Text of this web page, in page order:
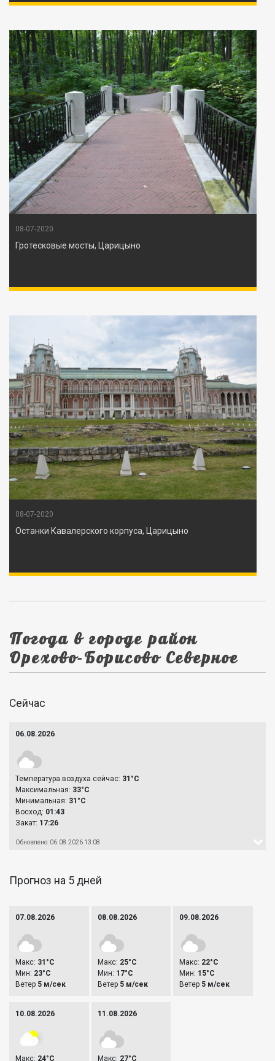
08-07-2020
Гротесковые мосты, Царицыно
08-07-2020
Останки Кавалерского корпуса, Царицыно
Погода в городе район
Орехово-Борисово Северное
Сейчас
06.08.2026
Температура воздуха сейчас: 31°C
Максимальная: 33°C
Минимальная: 31°C
Восход: 01:43
Закат: 17:26
Обновлено: 06.08.2026 13:08
Прогноз на 5 дней
07.08.2026
Макс: 31°C
Мин: 23°C
Ветер 5 м/сек
08.08.2026
Макс: 25°C
Мин: 17°C
Ветер 5 м/сек
09.08.2026
Макс: 22°C
Мин: 15°C
Ветер 5 м/сек
10.08.2026
Макс: 24°C
11.08.2026
Макс: 27°C